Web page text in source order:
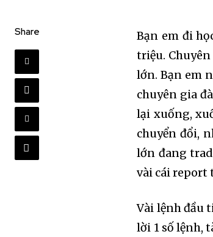
Share
Bạn em đi
triệu.
lớn. Bạn em
chuyên gia
lại xuống,
chuyển đổi,
lớn đang
vài cái report
Vài lệnh đầu
lời 1 số lệnh,